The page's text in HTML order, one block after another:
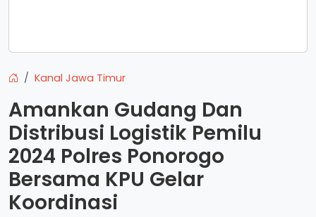
Kanal Jawa Timur
Amankan Gudang Dan
Distribusi Logistik Pemilu
2024 Polres Ponorogo
Bersama KPU Gelar
Koordinasi